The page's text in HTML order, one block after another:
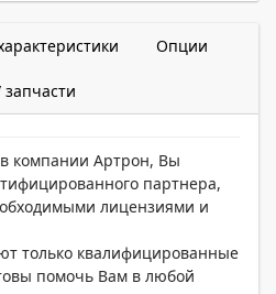
Опции
компании Артрон, Вы
партнера,
лицензиями и
только квалифицированные
помочь Вам в любой